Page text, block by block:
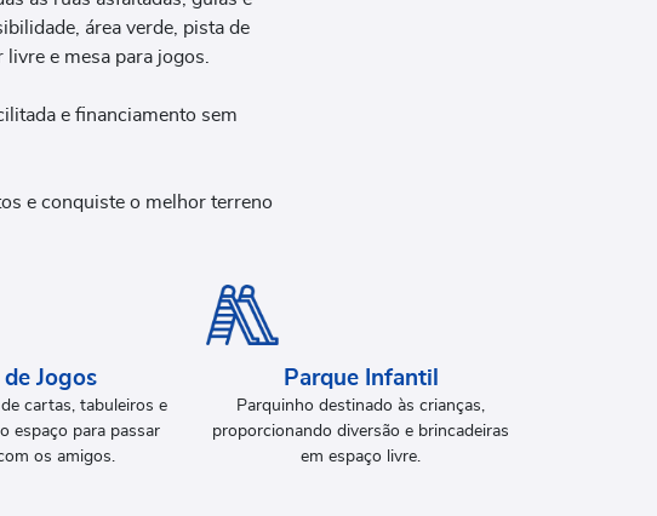
área verde, pista de
e mesa para jogos.
e financiamento sem
e conquiste o melhor terreno
de Jogos
cartas, tabuleiros e
espaço para passar
os amigos.
Parque Infantil
Parquinho destinado às crianças,
proporcionando diversão e brincadeiras
em espaço livre.